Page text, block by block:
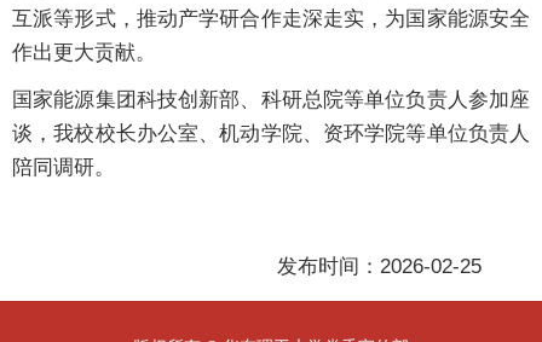
互派等形式，推动产学研合作走深走实，为国家能源安全
作出更大贡献。
国家能源集团科技创新部、科研总院等单位负责人参加座
谈，我校校长办公室、机动学院、资环学院等单位负责人
陪同调研。
发布时间：2026-02-25